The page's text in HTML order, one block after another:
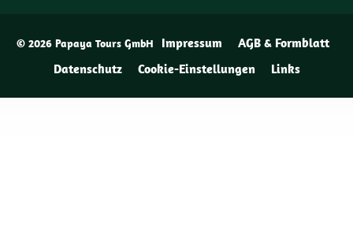
© 2026 Papaya Tours GmbH Impressum
AGB & Formblatt
Datenschutz
Cookie-Einstellungen Links